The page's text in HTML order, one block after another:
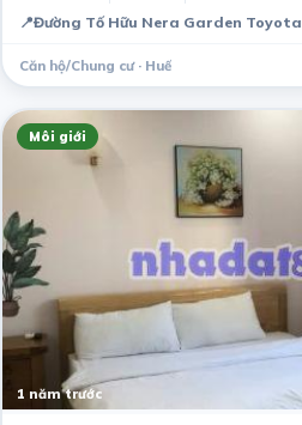
📍Đường Tố Hữu Nera Garden Toyota
Căn hộ/Chung cư · Huế
Môi giới
1 năm trước